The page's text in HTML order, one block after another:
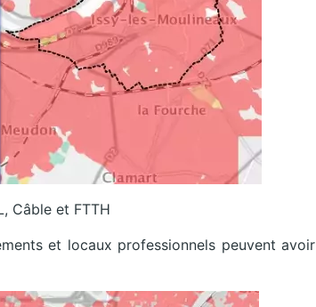
Câble et FTTH
et locaux professionnels peuvent avoir